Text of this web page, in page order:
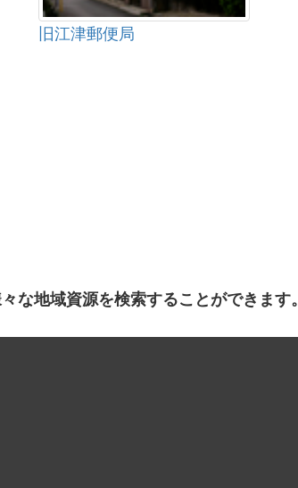
旧江津郵便局
な地域資源を検索することができます。